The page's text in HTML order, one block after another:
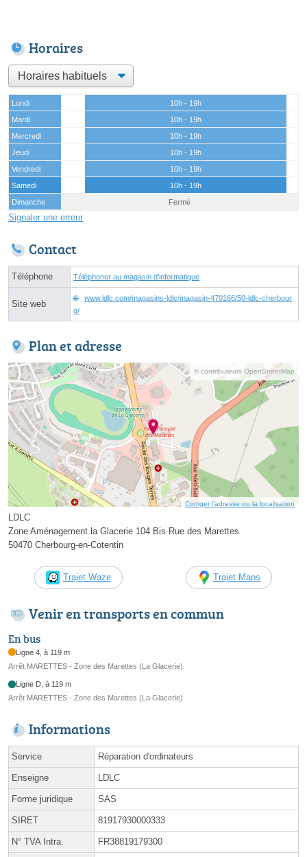
Horaires
Lundi
10h - 19h
Mardi
10h - 19h
Mercredi
10h - 19h
Jeudi
10h - 19h
Vendredi
10h - 19h
Samedi
10h - 19h
Dimanche
Fermé
Signaler une erreur
Contact
Téléphone Téléphoner au magasin d'informatique
Site web
www.ldlc.com/magasins-ldlc/magasin-470166/50-ldlc-cherbour
g/
Plan et adresse
© contributeurs OpenStreetMap
Corriger l’adresse ou la localisation
LDLC
Zone Aménagement la Glacerie 104 Bis Rue des Marettes
50470 Cherbourg-en-Cotentin
Trajet Waze Trajet Maps
Venir en transports en commun
En bus
Ligne 4, à 119 m
Arrêt MARETTES - Zone des Marettes (La Glacerie)
Ligne D, à 119 m
Arrêt MARETTES - Zone des Marettes (La Glacerie)
Informations
Service Réparation d'ordinateurs
Enseigne LDLC
Forme juridique SAS
SIRET 81917930000333
N° TVA Intra. FR38819179300